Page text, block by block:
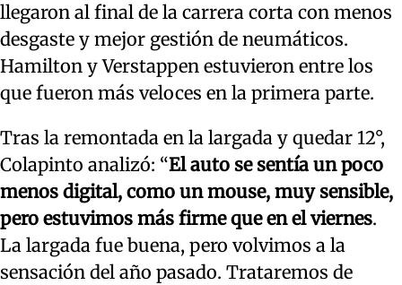
llegaron al final de la carrera corta con menos
desgaste y mejor gestión de neumáticos.
Hamilton y Verstappen estuvieron entre los
que fueron más veloces en la primera parte.
Tras la remontada en la largada y quedar 12°,
Colapinto analizó: “El auto se sentía un poco
menos digital, como un mouse, muy sensible,
pero estuvimos más firme que en el viernes.
La largada fue buena, pero volvimos a la
sensación del año pasado. Trataremos de